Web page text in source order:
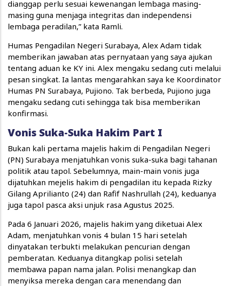
dianggap perlu sesuai kewenangan lembaga masing-
masing guna menjaga integritas dan independensi
lembaga peradilan,” kata Ramli.
Humas Pengadilan Negeri Surabaya, Alex Adam tidak
memberikan jawaban atas pernyataan yang saya ajukan
tentang aduan ke KY ini. Alex mengaku sedang cuti melalui
pesan singkat. Ia lantas mengarahkan saya ke Koordinator
Humas PN Surabaya, Pujiono. Tak berbeda, Pujiono juga
mengaku sedang cuti sehingga tak bisa memberikan
konfirmasi.
Vonis Suka-Suka Hakim Part I
Bukan kali pertama majelis hakim di Pengadilan Negeri
(PN) Surabaya menjatuhkan vonis suka-suka bagi tahanan
politik atau tapol. Sebelumnya, main-main vonis juga
dijatuhkan mejelis hakim di pengadilan itu kepada Rizky
Gilang Aprilianto (24) dan Rafif Nashrullah (24), keduanya
juga tapol pasca aksi unjuk rasa Agustus 2025.
Pada 6 Januari 2026, majelis hakim yang diketuai Alex
Adam, menjatuhkan vonis 4 bulan 15 hari setelah
dinyatakan terbukti melakukan pencurian dengan
pemberatan. Keduanya ditangkap polisi setelah
membawa papan nama jalan. Polisi menangkap dan
menyiksa mereka dengan cara menendang dan